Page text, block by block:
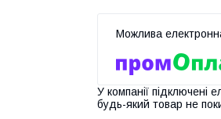
У компанії підключені
будь-який товар не